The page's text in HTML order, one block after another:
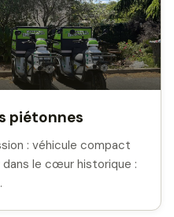
piétonnes
: véhicule compact
le cœur historique :